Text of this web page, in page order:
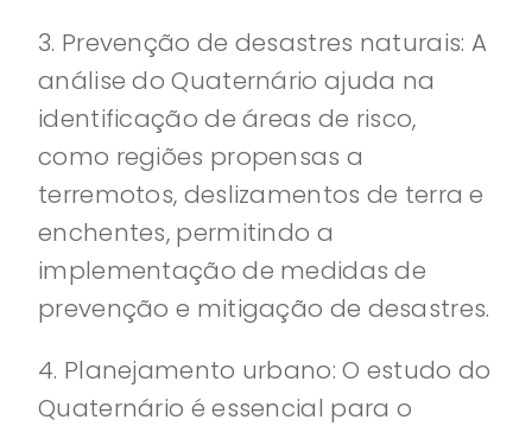
3. Prevenção de desastres naturais: A
análise do Quaternário ajuda na
identificação de áreas de risco,
como regiões propensas a
terremotos, deslizamentos de terra e
enchentes, permitindo a
implementação de medidas de
prevenção e mitigação de desastres.
4. Planejamento urbano: O estudo do
Quaternário é essencial para o